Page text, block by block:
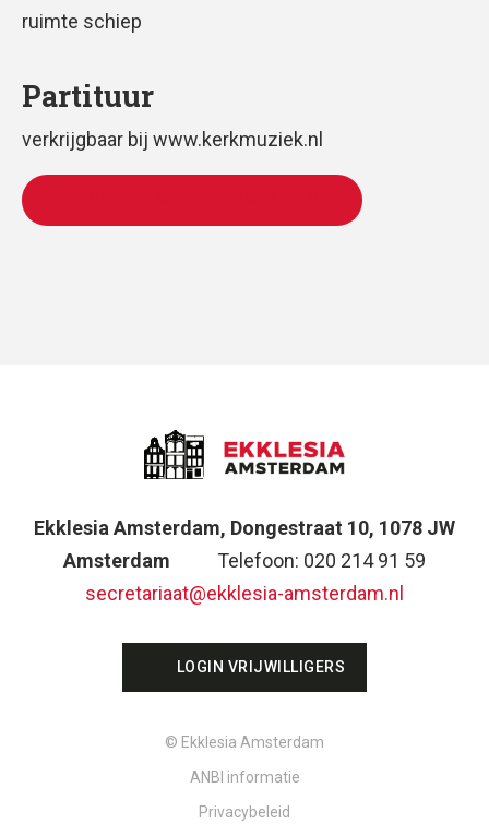
ruimte schiep
Partituur
verkrijgbaar bij www.kerkmuziek.nl
Ekklesia Amsterdam, Dongestraat 10, 1078 JW
Amsterdam
Telefoon: 020 214 91 59
secretariaat@ekklesia-amsterdam.nl
LOGIN VRIJWILLIGERS
© Ekklesia Amsterdam
ANBI informatie
Privacybeleid